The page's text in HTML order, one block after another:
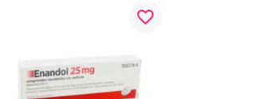
favorite_border